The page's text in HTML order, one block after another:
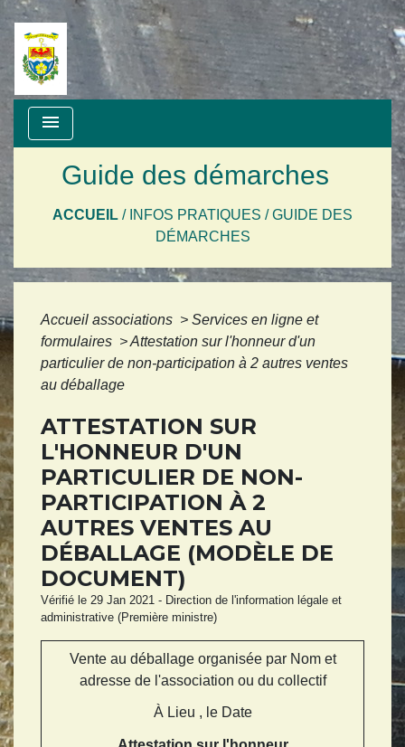
menu
Guide des démarches
ACCUEIL / INFOS PRATIQUES /GUIDE DES
DÉMARCHES
Accueil associations > Services en ligne et
formulaires >Attestation sur l'honneur d'un
particulier de non-participation à 2 autres ventes
au déballage
ATTESTATION SUR
L'HONNEUR D'UN
PARTICULIER DE NON-
PARTICIPATION À 2
AUTRES VENTES AU
DÉBALLAGE (MODÈLE DE
DOCUMENT)
Vérifié le 29 Jan 2021 - Direction de l'information légale et
administrative (Première ministre)
Vente au déballage organisée par Nom et
adresse de l'association ou du collectif
À Lieu , le Date